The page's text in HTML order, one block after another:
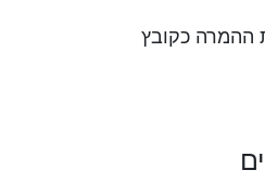
ההמרה כקובץ